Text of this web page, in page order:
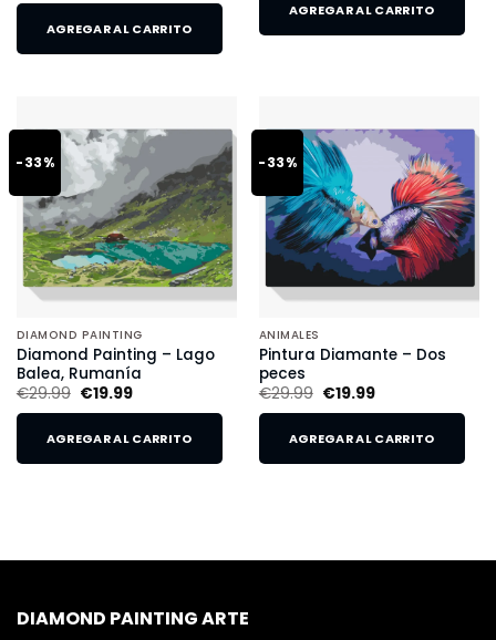
AGREGAR AL CARRITO
AGREGAR AL CARRITO
-33%
DIAMOND PAINTING
Diamond Painting – Lago
Balea, Rumanía
€29.99 €19.99
AGREGAR AL CARRITO
-33%
ANIMALES
Pintura Diamante – Dos
peces
€29.99 €19.99
AGREGAR AL CARRITO
DIAMOND PAINTING ARTE